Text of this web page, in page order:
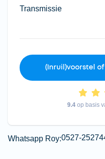
Transmissie
(Inruil)voorstel
9.4op basis
Whatsapp Roy:0527-